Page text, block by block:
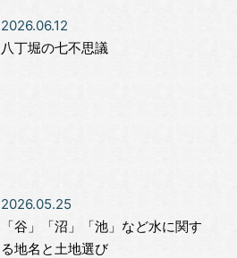
2026.06.12
八丁堀の七不思議
2026.05.25
「谷」「沼」「池」など水に関す
る地名と土地選び